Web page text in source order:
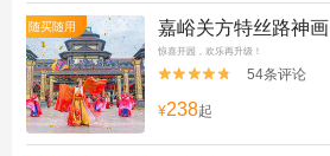
随买随用 嘉峪关方特丝路神画
惊喜开园，欢乐再升级！

 54条评论
¥238起